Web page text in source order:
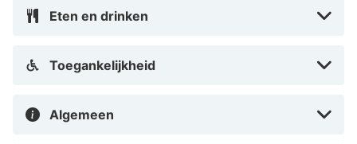
nu een prijzenswaardig museum.
Eten en drinken
Toegankelijkheid
Algemeen